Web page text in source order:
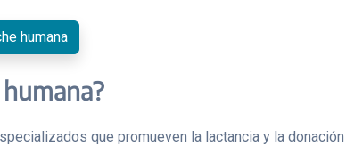
humana
que promueven la lactancia y la